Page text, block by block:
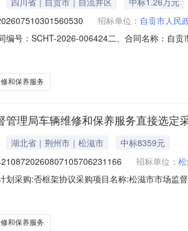
招标单位： 自贡市人民
编号：SCHT-2026-006424二、合同名称：自
市博通汽车服务有限公司地址：板仓街道联系
和保养服务
管理局车辆维修和保养服务直接选定
湖北省｜荆州市｜松滋市
中标8359元
招标单位：
划采购:否框架协议采购项目名称:松滋市市场监
期:2026-08-0714:46:48执行方式:直接选定成
和保养服务